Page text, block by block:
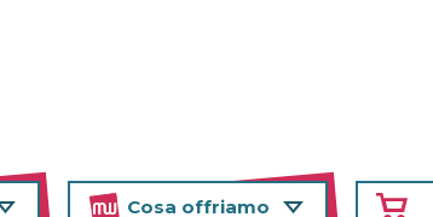
Cosa offriamo